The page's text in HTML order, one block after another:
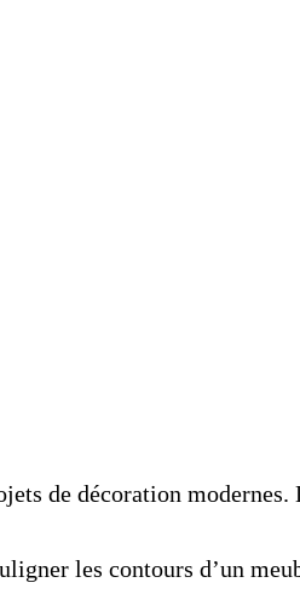
de décoration
les contours d’un